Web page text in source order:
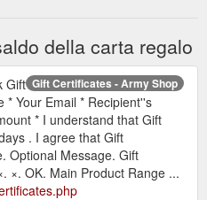
della carta regalo
Gift Certificates - Army Shop
Gift
* Your Email * Recipient''s
* I understand that Gift
. I agree that Gift
Optional Message. Gift
×. OK. Main Product Range ...